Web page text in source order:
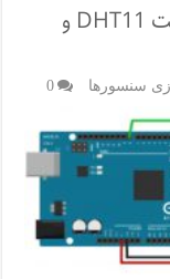
آموزش کار با سنسور‌های دما و رطوبت DHT11 و
سنسورها 0